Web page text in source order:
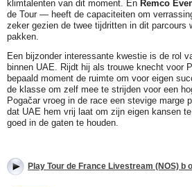
klimtalenten van dit moment. En Remco
de Tour — heeft de capaciteiten om
zeker gezien de twee tijdritten in dit parcours
pakken.
Een bijzonder interessante kwestie is de rol
binnen UAE. Rijdt hij als trouwe knecht voor
bepaald moment de ruimte om voor eigen
de klasse om zelf mee te strijden voor een
Pogačar vroeg in de race een stevige marge
dat UAE hem vrij laat om zijn eigen kansen
goed in de gaten te houden.
Play Tour de France Livestream (NOS) b